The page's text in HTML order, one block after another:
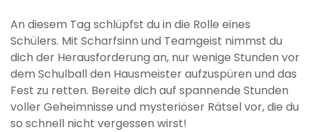
An diesem Tag schlüpfst du in die Rolle eines
Schülers. Mit Scharfsinn und Teamgeist nimmst du
dich der Herausforderung an, nur wenige Stunden vor
dem Schulball den Hausmeister aufzuspüren und das
Fest zu retten. Bereite dich auf spannende Stunden
voller Geheimnisse und mysteriöser Rätsel vor, die du
so schnell nicht vergessen wirst!